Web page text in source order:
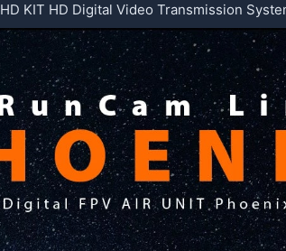
HD KIT HD Digital Video Transmission